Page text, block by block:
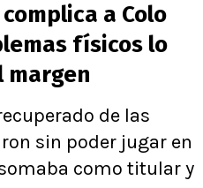
a Colo
físicos lo
margen
de las
sin poder jugar en
como titular y